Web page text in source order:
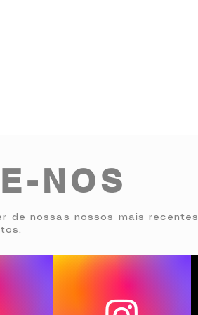
NOS
de nossas nossos mais recentes